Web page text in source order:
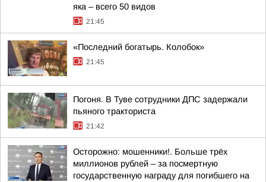
яка – всего 50 видов
21:45
«Последний богатырь. Колобок»
21:45
Погоня. В Туве сотрудники ДПС задержали
пьяного тракториста
21:42
Осторожно: мошенники!. Больше трёх
миллионов рублей – за посмертную
государственную награду для погибшего на